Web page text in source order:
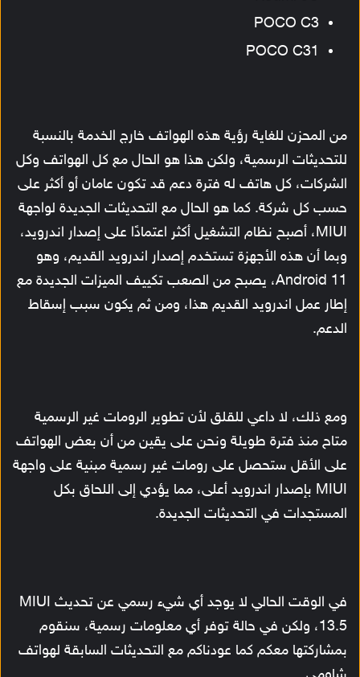
POCO C3
POCO C31
من المحزن للغاية رؤية هذه الهواتف خارج الخدمة بالنسبة
للتحديثات الرسمية، ولكن هذا هو الحال مع كل الهواتف وكل
الشركات، كل هاتف له فترة دعم قد تكون عامان أو أكثر على
حسب كل شركة. كما هو الحال مع التحديثات الجديدة لواجهة
MIUI، أصبح نظام التشغيل أكثر اعتمادًا على إصدار اندرويد،
وبما أن هذه الأجهزة تستخدم إصدار اندرويد القديم، وهو
Android 11، يصبح من الصعب تكييف الميزات الجديدة مع
إطار عمل اندرويد القديم هذا، ومن ثم يكون سبب إسقاط
الدعم.
ومع ذلك، لا داعي للقلق لأن تطوير الرومات غير الرسمية
متاح منذ فترة طويلة ونحن على يقين من أن بعض الهواتف
على الأقل ستحصل على رومات غير رسمية مبنية على واجهة
MIUI بإصدار اندرويد أعلى، مما يؤدي إلى اللحاق بكل
المستجدات في التحديثات الجديدة.
في الوقت الحالي لا يوجد أي شيء رسمي عن تحديث MIUI
13.5، ولكن في حالة توفر أي معلومات رسمية، سنقوم
بمشاركتها معكم كما عودناكم مع التحديثات السابقة لهواتف